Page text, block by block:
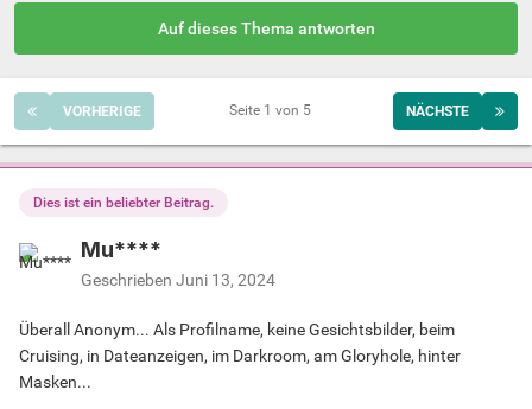
Auf dieses Thema antworten
VORHERIGE NÄCHSTE
Seite 1 von 5
Dies ist ein beliebter Beitrag.
Mu****
Geschrieben Juni 13, 2024
Überall Anonym... Als Profilname, keine Gesichtsbilder, beim
Cruising, in Dateanzeigen, im Darkroom, am Gloryhole, hinter
Masken...